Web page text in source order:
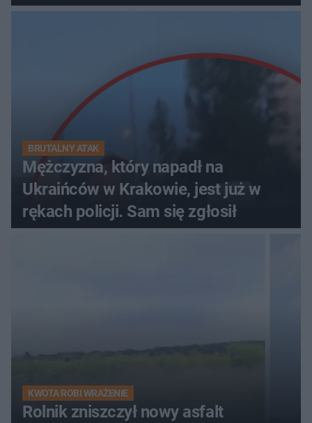
BRUTALNY ATAK
Mężczyzna, który napadł na
Ukraińców w Krakowie, jest już w
rękach policji. Sam się zgłosił
KWOTA ROBI WRAŻENIE
Rolnik zniszczył nowy asfalt